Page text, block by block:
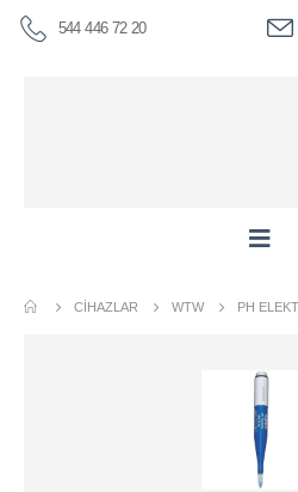
544 446 72 20
CIHAZLAR WTW PH